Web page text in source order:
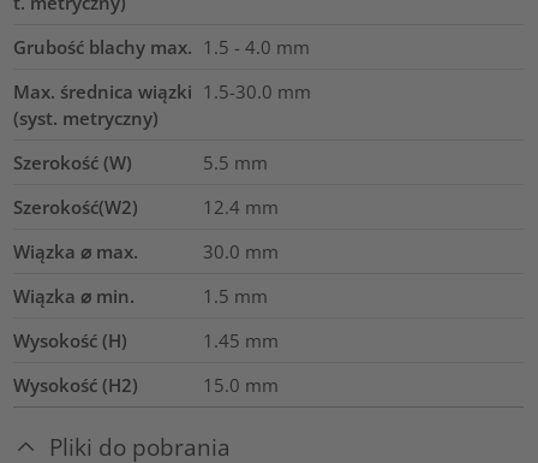
Grubość blachy max. 1.5 - 4.0 mm
Max. średnica wiązki
(syst. metryczny)
1.5-30.0 mm
Szerokość (W) 5.5 mm
Szerokość(W2)
12.4 mm
Wiązka ⌀ max.
30.0 mm
Wiązka ⌀ min.
1.5 mm
Wysokość (H)
1.45 mm
Wysokość (H2)
15.0 mm
Pliki do pobrania